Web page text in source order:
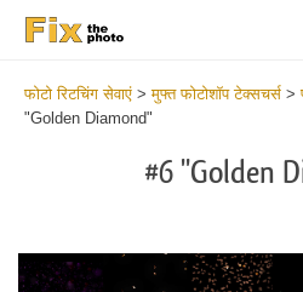
फोटो रिटचिंग सेवाएं >मुफ्त फोटोशॉप टेक्सचर्स >
"Golden Diamond"
#6 "Golden